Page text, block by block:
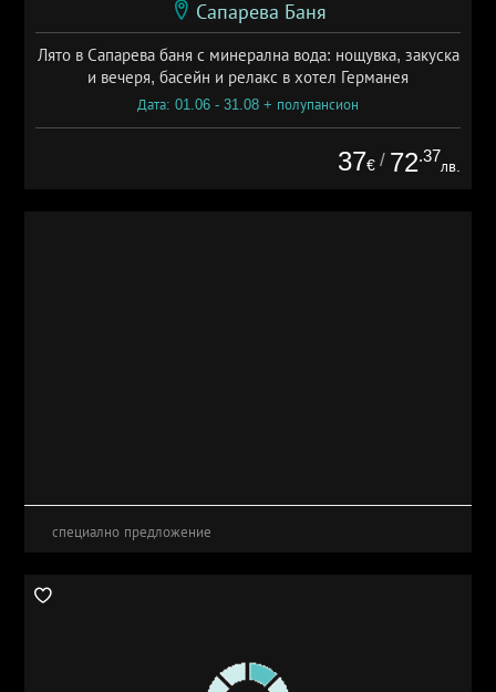
Сапарева Баня
Лято в Сапарева баня с минерална вода: нощувка, закуска
и вечеря, басейн и релакс в хотел Германея
Дата: 01.06 - 31.08 + полупансион
37€ / 72.37
лв.
специално предложение